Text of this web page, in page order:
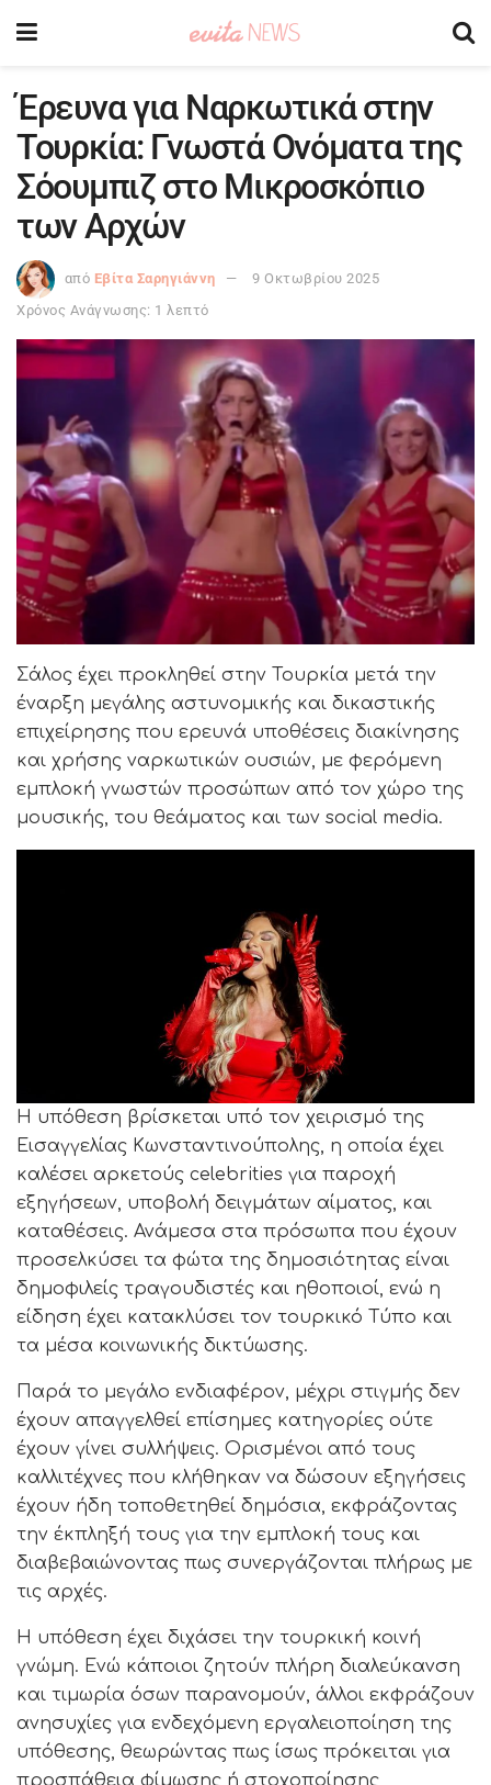
Έρευνα για Ναρκωτικά στην
Τουρκία: Γνωστά Ονόματα της
Σόουμπιζ στο Μικροσκόπιο
των Αρχών
από Εβίτα Σαρηγιάννη
9 Οκτωβρίου 2025
Χρόνος Ανάγνωσης: 1 λεπτό
Σάλος έχει προκληθεί στην Τουρκία μετά την
έναρξη μεγάλης αστυνομικής και δικαστικής
επιχείρησης που ερευνά υποθέσεις διακίνησης
και χρήσης ναρκωτικών ουσιών, με φερόμενη
εμπλοκή γνωστών προσώπων από τον χώρο της
μουσικής, του θεάματος και των social media.
Η υπόθεση βρίσκεται υπό τον χειρισμό της
Εισαγγελίας Κωνσταντινούπολης, η οποία έχει
καλέσει αρκετούς celebrities για παροχή
εξηγήσεων, υποβολή δειγμάτων αίματος, και
καταθέσεις. Ανάμεσα στα πρόσωπα που έχουν
προσελκύσει τα φώτα της δημοσιότητας είναι
δημοφιλείς τραγουδιστές και ηθοποιοί, ενώ η
είδηση έχει κατακλύσει τον τουρκικό Τύπο και
τα μέσα κοινωνικής δικτύωσης.
Παρά το μεγάλο ενδιαφέρον, μέχρι στιγμής δεν
έχουν απαγγελθεί επίσημες κατηγορίες ούτε
έχουν γίνει συλλήψεις. Ορισμένοι από τους
καλλιτέχνες που κλήθηκαν να δώσουν εξηγήσεις
έχουν ήδη τοποθετηθεί δημόσια, εκφράζοντας
την έκπληξή τους για την εμπλοκή τους και
διαβεβαιώνοντας πως συνεργάζονται πλήρως με
τις αρχές.
Η υπόθεση έχει διχάσει την τουρκική κοινή
γνώμη. Ενώ κάποιοι ζητούν πλήρη διαλεύκανση
και τιμωρία όσων παρανομούν, άλλοι εκφράζουν
ανησυχίες για ενδεχόμενη εργαλειοποίηση της
υπόθεσης, θεωρώντας πως ίσως πρόκειται για
προσπάθεια φίμωσης ή στοχοποίησης